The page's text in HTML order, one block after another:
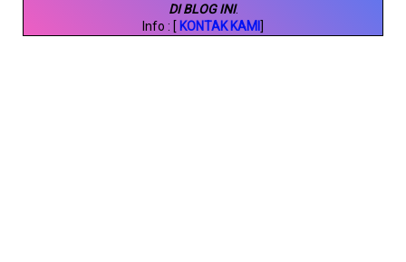
DI BLOG INI.
Info : [ KONTAK KAMI ]